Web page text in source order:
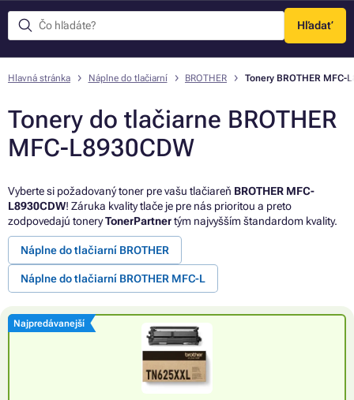
Hľadať
Menu
Hlavná stránka Náplne do tlačiarní BROTHER Tonery BROTHER MFC-
Tonery do tlačiarne BROTHER
MFC-L8930CDW
Vyberte si požadovaný toner pre vašu tlačiareň BROTHER MFC-
L8930CDW! Záruka kvality tlače je pre nás prioritou a preto
zodpovedajú toneryTonerPartnertým najvyšším štandardom kvality.
Náplne do tlačiarní BROTHER
Náplne do tlačiarní BROTHER MFC-L
Najpredávanejší